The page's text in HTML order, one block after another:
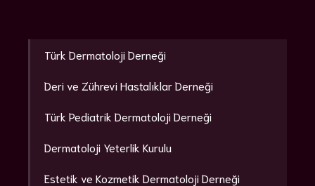
Türk Dermatoloji Derneği
Deri ve Zührevi Hastalıklar Derneği
Türk Pediatrik Dermatoloji Derneği
Dermatoloji Yeterlik Kurulu
Estetik ve Kozmetik Dermatoloji Derneği